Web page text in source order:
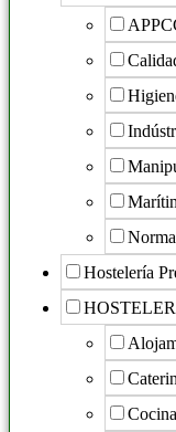
Hostelería
Cocina